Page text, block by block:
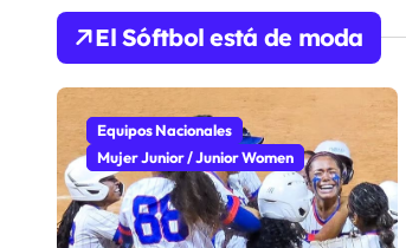
El Sóftbol está de moda
Equipos Nacionales
Mujer Junior / Junior Women